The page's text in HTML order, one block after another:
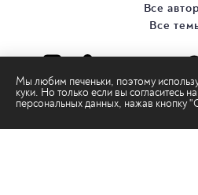
Мы любим печеньки, поэтому
куки. Но только если вы согласитесь на
персональных данных, нажав кнопку
Все
Все